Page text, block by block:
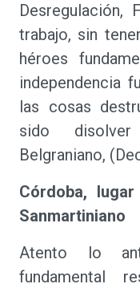
Desregulación,
trabajo, sin
héroes
independencia
las cosas
sido
Belgraniano,
Córdoba,
Sanmartiniano
Atento lo
fundamental